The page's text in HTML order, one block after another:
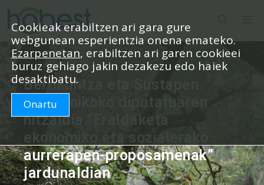
Edukira
salto
egin
Berrikuntza eta Sustapen
Ekonomikoko diputatuaren
hitzaldia “Eraldaketa
ekonomiko eta sozialerako
aurrerapen-proposamenak”
jardunaldian
Cookieak erabiltzen ari gara gure
webgunean esperientzia onena emateko.
Ezarpenetan, erabiltzen ari garen cookieei
buruz gehiago jakin dezakezu edo haiek
desaktibatu.
Onartu